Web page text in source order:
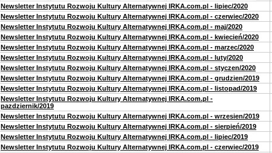
Newsletter Instytutu Rozwoju Kultury Alternatywnej IRKA.com.pl - lipiec/2020
Newsletter Instytutu Rozwoju Kultury Alternatywnej IRKA.com.pl - czerwiec/2020
Newsletter Instytutu Rozwoju Kultury Alternatywnej IRKA.com.pl - maj/2020
Newsletter Instytutu Rozwoju Kultury Alternatywnej IRKA.com.pl - kwiecień/2020
Newsletter Instytutu Rozwoju Kultury Alternatywnej IRKA.com.pl - marzec/2020
Newsletter Instytutu Rozwoju Kultury Alternatywnej IRKA.com.pl - luty/2020
Newsletter Instytutu Rozwoju Kultury Alternatywnej IRKA.com.pl - styczen/2020
Newsletter Instytutu Rozwoju Kultury Alternatywnej IRKA.com.pl - grudzien/2019
Newsletter Instytutu Rozwoju Kultury Alternatywnej IRKA.com.pl - listopad/2019
Newsletter Instytutu Rozwoju Kultury Alternatywnej IRKA.com.pl -
pazdziernik/2019
Newsletter Instytutu Rozwoju Kultury Alternatywnej IRKA.com.pl - wrzesien/2019
Newsletter Instytutu Rozwoju Kultury Alternatywnej IRKA.com.pl - sierpień/2019
Newsletter Instytutu Rozwoju Kultury Alternatywnej IRKA.com.pl - lipiec/2019
Newsletter Instytutu Rozwoju Kultury Alternatywnej IRKA.com.pl - czerwiec/2019